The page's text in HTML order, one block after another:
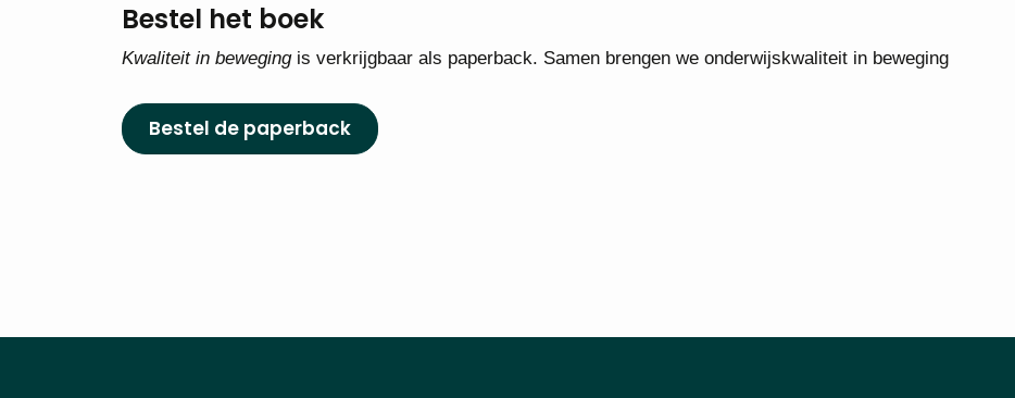
Bestel het boek
Kwaliteit in bewegingis verkrijgbaar als paperback. Samen brengen we onderwijskwaliteit in beweging
Bestel de paperback